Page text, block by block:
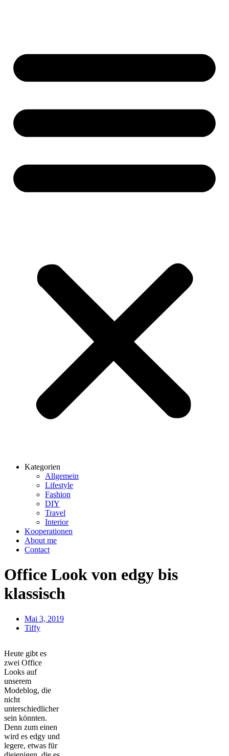
Kategorien
Allgemein
Lifestyle
Fashion
DIY
Travel
Interior
Kooperationen
About me
Contact
Office Look von edgy bis
klassisch
Mai 3, 2019
Tiffy
Heute gibt es
zwei Office
Looks auf
unserem
Modeblog, die
nicht
unterschiedlicher
sein könnten.
Denn zum einen
wird es edgy und
legere, etwas für